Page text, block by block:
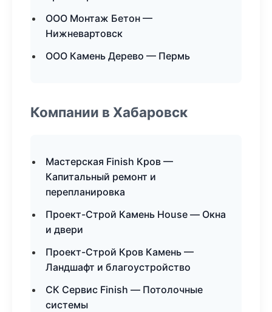
ООО Монтаж Бетон —
Нижневартовск
ООО Камень Дерево — Пермь
Компании в Хабаровск
Мастерская Finish Кров —
Капитальный ремонт и
перепланировка
Проект-Строй Камень House — Окна
и двери
Проект-Строй Кров Камень —
Ландшафт и благоустройство
СК Сервис Finish — Потолочные
системы